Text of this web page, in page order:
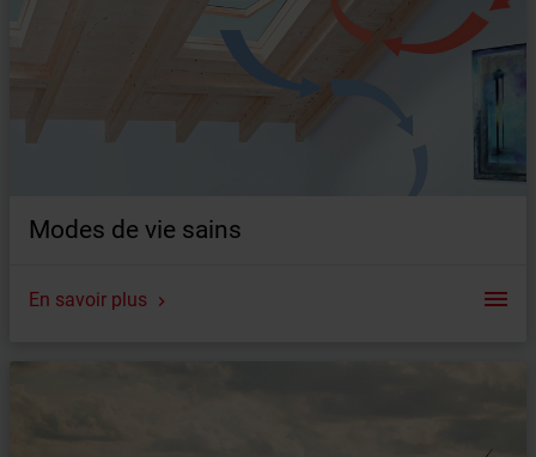
Modes de vie sains
En savoir plus